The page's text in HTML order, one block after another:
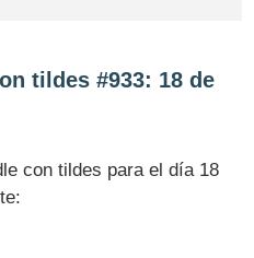
tildes #933: 18 de
con tildes para el día 18